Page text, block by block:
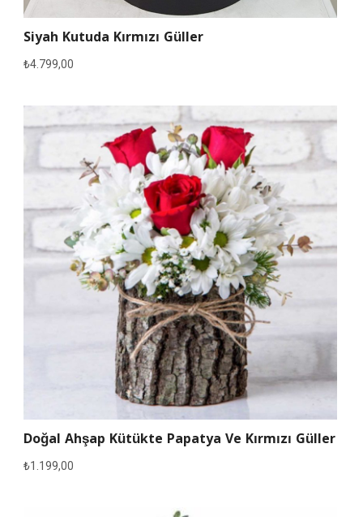
Siyah Kutuda Kırmızı Güller
₺4.799,00
Doğal Ahşap Kütükte Papatya Ve Kırmızı Güller
₺1.199,00